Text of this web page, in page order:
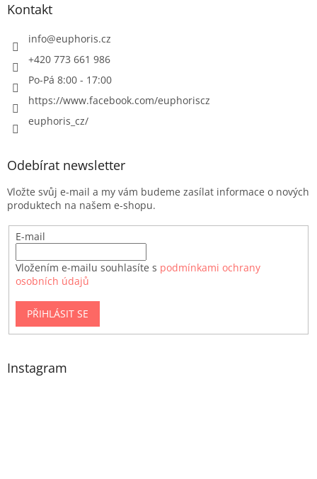
Kontakt
info@euphoris.cz
+420 773 661 986
Po-Pá 8:00 - 17:00
https://www.facebook.com/euphoriscz
euphoris_cz/
Odebírat newsletter
Vložte svůj e-mail a my vám budeme zasílat informace o nových
produktech na našem e-shopu.
E-mail
Vložením e-mailu souhlasíte s podmínkami ochrany
osobních údajů
PŘIHLÁSIT SE
Instagram